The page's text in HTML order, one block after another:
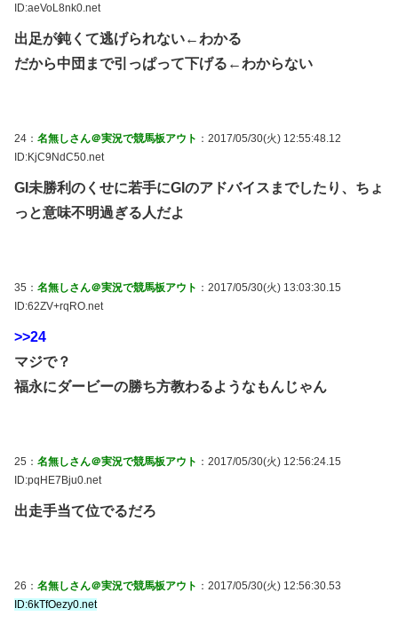
ID:aeVoL8nk0.net
出足が鈍くて逃げられない←わかる
だから中団まで引っぱって下げる←わからない
24： 名無しさん＠実況で競馬板アウト ：2017/05/30(火) 12:55:48.12
ID:KjC9NdC50.net
GI未勝利のくせに若手にGIのアドバイスまでしたり、ちょ
っと意味不明過ぎる人だよ
35： 名無しさん＠実況で競馬板アウト ：2017/05/30(火) 13:03:30.15
ID:62ZV+rqRO.net
>>24
マジで？
福永にダービーの勝ち方教わるようなもんじゃん
25： 名無しさん＠実況で競馬板アウト ：2017/05/30(火) 12:56:24.15
ID:pqHE7Bju0.net
出走手当て位でるだろ
26： 名無しさん＠実況で競馬板アウト ：2017/05/30(火) 12:56:30.53
ID:6kTfOezy0.net